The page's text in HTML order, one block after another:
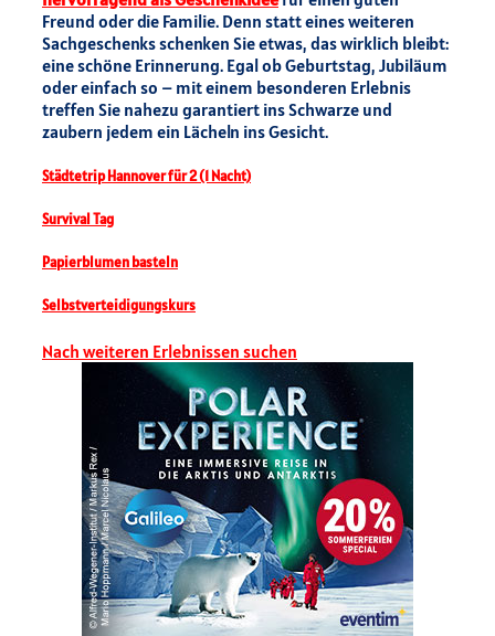
Freund oder die Familie. Denn statt eines weiteren
Sachgeschenks schenken Sie etwas, das wirklich bleibt:
eine schöne Erinnerung. Egal ob Geburtstag, Jubiläum
oder einfach so – mit einem besonderen Erlebnis
treffen Sie nahezu garantiert ins Schwarze und
zaubern jedem ein Lächeln ins Gesicht.
Städtetrip Hannover für 2 (1 Nacht)
Survival Tag
Papierblumen basteln
Selbstverteidigungskurs
Nach weiteren Erlebnissen suchen